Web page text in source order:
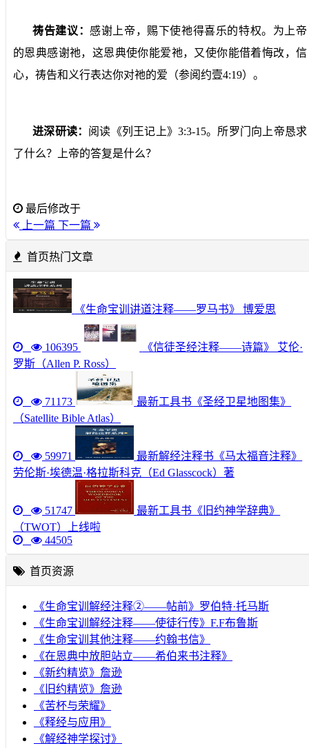
祷告建议：感谢上帝，赐下使祂得喜乐的特权。为上帝
的恩典感谢祂，这恩典使你能爱祂，又使你能借着悔改，信
心，祷告和义行表达你对祂的爱（参阅约壹4:19）。
进深研读： 阅读《列王记上》3:3-15。所罗门向上帝恳求
了什么？上帝的答复是什么？
最后修改于
上一篇 下一篇
首页热门文章
《生命宝训讲道注释——罗马书》 博爱思
106395
《信徒圣经注释——诗篇》 艾伦·
罗斯（Allen P. Ross）
71173
最新工具书《圣经卫星地图集》
（Satellite Bible Atlas）
59971
最新解经注释书《马太福音注释》
劳伦斯·埃德温·格拉斯科克（Ed Glasscock）著
51747
最新工具书《旧约神学辞典》
（TWOT）上线啦
44505
首页资源
《生命宝训解经注释②——帖前》罗伯特·托马斯
《生命宝训解经注释——使徒行传》F.F布鲁斯
《生命宝训其他注释——约翰书信》
《在恩典中放胆站立——希伯来书注释》
《新约精览》詹逊
《旧约精览》詹逊
《苦杯与荣耀》
《释经与应用》
《解经神学探讨》